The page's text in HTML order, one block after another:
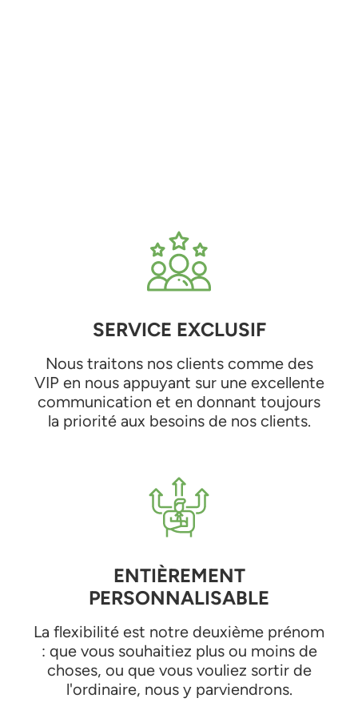
SERVICE EXCLUSIF
Nous traitons nos clients comme des
VIP en nous appuyant sur une excellente
communication et en donnant toujours
la priorité aux besoins de nos clients.
ENTIÈREMENT
PERSONNALISABLE
La flexibilité est notre deuxième prénom
: que vous souhaitiez plus ou moins de
choses, ou que vous vouliez sortir de
l'ordinaire, nous y parviendrons.